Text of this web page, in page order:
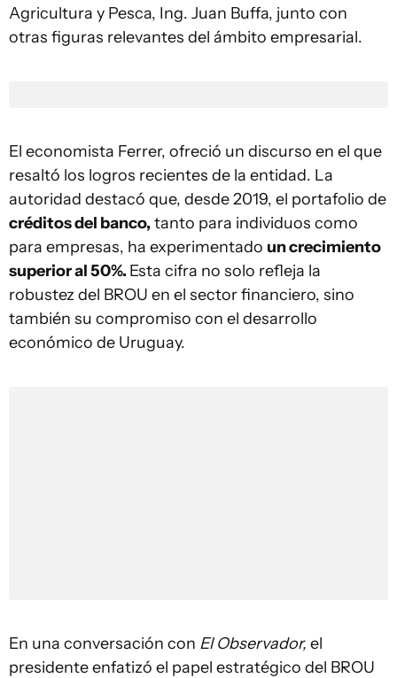
Agricultura y Pesca, Ing. Juan Buffa, junto con
otras figuras relevantes del ámbito empresarial.
El economista Ferrer, ofreció un discurso en el que
resaltó los logros recientes de la entidad. La
autoridad destacó que, desde 2019, el portafolio de
créditos del banco, tanto para individuos como
para empresas, ha experimentado un crecimiento
superior al 50%. Esta cifra no solo refleja la
robustez del BROU en el sector financiero, sino
también su compromiso con el desarrollo
económico de Uruguay.
En una conversación con El Observador, el
presidente enfatizó el papel estratégico del BROU